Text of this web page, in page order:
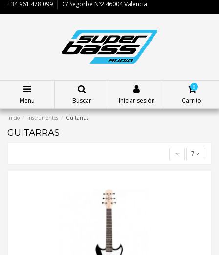
+34 961 478 099 C/ Segorbe Nº2 46004 Valencia
Menu Buscar Iniciar sesión
0
Carrito
Inicio Instrumentos Guitarras
GUITARRAS
7